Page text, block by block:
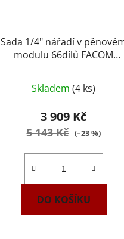
Sada 1/4" nářadí v
modulu 66dílů FACOM
Skladem(4 ks)
3 909 Kč
5 143 Kč (–23 %)
DO KOŠÍKU